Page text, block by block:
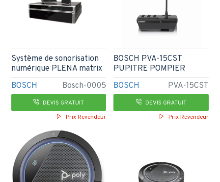
BOSCH Bosch-0005
Système de sonorisation
numérique PLENA matrix
DEVIS GRATUIT
Prix Revendeur
BOSCH PVA-15CST
BOSCH PVA-15CST
PUPITRE POMPIER
DEVIS GRATUIT
Prix Revendeur